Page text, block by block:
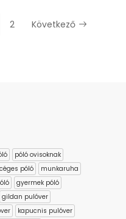
2 Következő
póló ovisoknak
céges póló
munkaruha
gyermek póló
gildan pulóver
kapucnis pulóver